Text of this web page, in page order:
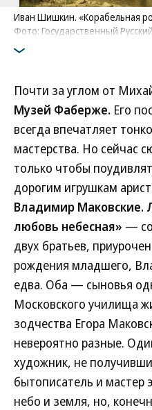
Иван Шишкин. «Корабельная
Фото: Государственный
Почти за углом от
Музей Фаберже. Его
всегда впечатляет
мастерства. Но сейчас
только чтобы
дорогим игрушкам
Владимир Маковские.
любовь небесная» —
двух братьев,
рождения младшего,
едва. Оба — сыновья
Московского училища
зодчества Егора
невероятно разные.
художник, не
бытописатель и
небо и земля, но,